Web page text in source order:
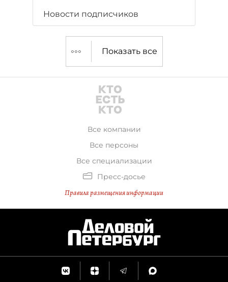
Новости подписчиков
Показать все
Все компании
Все персоны
Все специализации
Пресс-досье
Правила размещения информации